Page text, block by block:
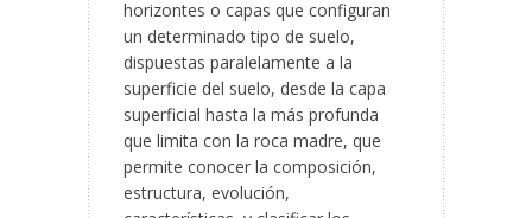
horizontes o capas que configuran
un determinado tipo de suelo,
dispuestas paralelamente a la
superficie del suelo, desde la capa
superficial hasta la más profunda
que limita con la roca madre, que
permite conocer la composición,
estructura, evolución,